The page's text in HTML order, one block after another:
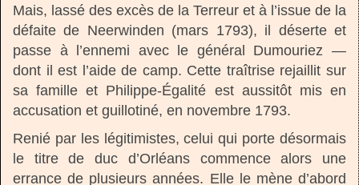
Mais, lassé des excès de la Terreur et à l’issue de la
défaite de Neerwinden (mars 1793), il déserte et
passe à l’ennemi avec le général Dumouriez —
dont il est l’aide de camp. Cette traîtrise rejaillit sur
sa famille et Philippe-Égalité est aussitôt mis en
accusation et guillotiné, en novembre 1793.
Renié par les légitimistes, celui qui porte désormais
le titre de duc d’Orléans commence alors une
errance de plusieurs années. Elle le mène d’abord